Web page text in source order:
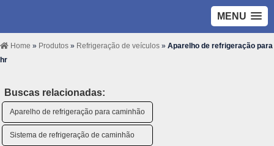
MENU
Home » Produtos » Refrigeração de veículos » Aparelho de refrigeração para
hr
Buscas relacionadas:
Aparelho de refrigeração para caminhão
Sistema de refrigeração de caminhão